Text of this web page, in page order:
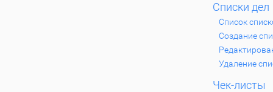
Списки дел
Список
Создание
Удаление
Чек-листы